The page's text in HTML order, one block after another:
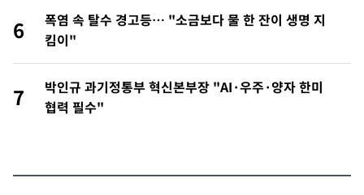
6
폭염 속 탈수 경고등… "소금보다 물 한 잔이 생명 지
킴이"
7
박인규 과기정통부 혁신본부장 "AI·우주·양자 한미
협력 필수"